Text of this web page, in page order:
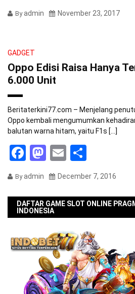
Byadmin November 23, 2017
GADGET
Oppo Edisi Raisa Hanya
6.000 Unit
Beritaterkini77.com – Menjelang
Oppo kembali mengumumkan
balutan warna hitam, yaitu F1s […]
Facebook
Mastodon
Email
Byadmin December 7, 2016
DAFTAR GAME SLOT ONLINE
INDONESIA